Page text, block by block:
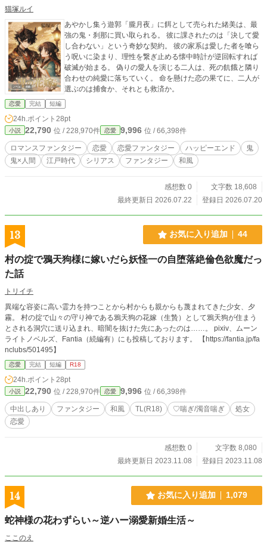
猫塚ルイ
あやかし集う遊郭「朧月夜」に餌として売られた緒美は、最
強の鬼・刹那に買い取られる。 彼に課されたのは「決して愛
し合わない」という奇妙な契約。 彼の家系は愛した者を喰ら
う呪いに染まり、理性を繋ぎ止める懐中時計が逆回転すれば
破滅が始まる。 偽りの愛人を演じる二人は、死の飢餓と隣り
合わせの純愛に落ちていく。 命を懸けた恋の果てに、二人が
選ぶのは捕食か、それとも救済か。
恋愛 完結 短編
24h.ポイント 28pt
小説 22,790 位 / 228,970件 恋愛 9,996 位 / 66,398件
ロマンスファンタジー 恋愛 恋愛ファンタジー ハッピーエンド
鬼
鬼×人間
江戸時代 シリアス ファンタジー 和風
感想数 0
文字数 18,608
最終更新日 2026.07.22
登録日 2026.07.20
13 お気に入り追加 44
村の掟で鴉天狗様に嫁いだら妖怪一の自堕落絶倫色欲魔だっ
た話
トリイチ
異端な容姿に高い霊力を持つことから村からも親からも蔑まれてきた少女、夕
霧。 村の掟で山々の守り神である鴉天狗の花嫁（生贄）として鴉天狗が住まう
とされる洞穴に送り込まれ、暗闇を抜けた先にあったのは……。 pixiv、ムーン
ライトノベルズ、Fantia（続編有）にも投稿しております。 【https://fantia.jp/fa
nclubs/501495】
恋愛 完結 短編 R18
24h.ポイント 28pt
小説 22,790 位 / 228,970件 恋愛 9,996 位 / 66,398件
中出しあり ファンタジー 和風 TL(R18) ♡喘ぎ/濁音喘ぎ
処女
恋愛
感想数 0
文字数 8,080
最終更新日 2023.11.08
登録日 2023.11.08
14 お気に入り追加 1,079
蛇神様の花わずらい～逆ハー溺愛新婚生活～
ここのえ